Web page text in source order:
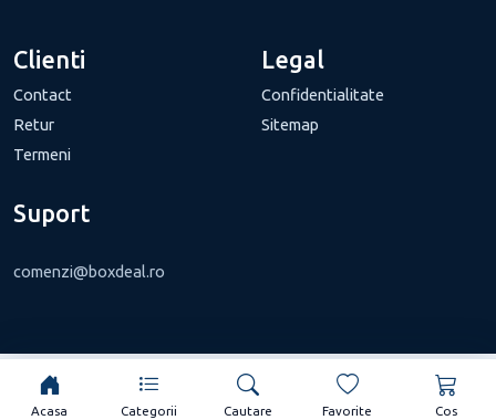
Clienti
Contact
Retur
Termeni
Legal
Confidentialitate
Sitemap
Suport
comenzi@boxdeal.ro
Acasa Categorii Cautare Favorite Cos